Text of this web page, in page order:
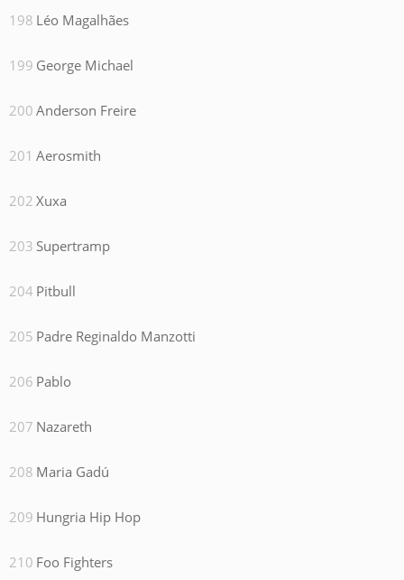
Léo Magalhães
George Michael
Anderson Freire
Aerosmith
Xuxa
Supertramp
Pitbull
Padre Reginaldo Manzotti
Pablo
Nazareth
Maria Gadú
Hungria Hip Hop
Foo Fighters